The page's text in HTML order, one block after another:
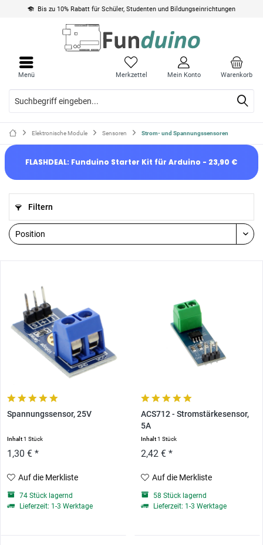
Bis zu 10% Rabatt für Schüler, Studenten und Bildungseinrichtungen
Warenkorb
Merkzettel Mein Konto
Menü
Elektronische Module Sensoren Strom- und Spannungssensoren
FLASHDEAL: Funduino Starter Kit für Arduino - 23,90 €
Filtern
Spannungssensor, 25V
Inhalt1 Stück
1,30 € *
Auf die Merkliste
74 Stück lagernd
Lieferzeit: 1-3 Werktage
ACS712 - Stromstärkesensor,
5A
Inhalt1 Stück
2,42 € *
Auf die Merkliste
58 Stück lagernd
Lieferzeit: 1-3 Werktage